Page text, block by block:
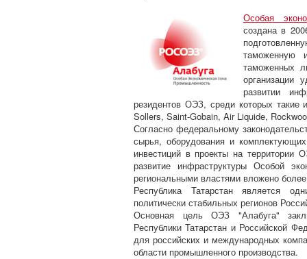
Особая
создана в
таможенную
таможенных
организации
развитии
резидентов ОЭЗ, среди которых такие
Sollers, Saint-Gobain, Air Liquide,
Согласно федеральному
сырья, оборудования и
инвестиций в проекты на
развитие инфраструктуры Особой
региональными властями вложено
Республика Татарстан является
политически стабильных регионов
Основная цель ОЭЗ "Алабуга"
Республики Татарстан и Российской
для российских и международных
области промышленного производства.